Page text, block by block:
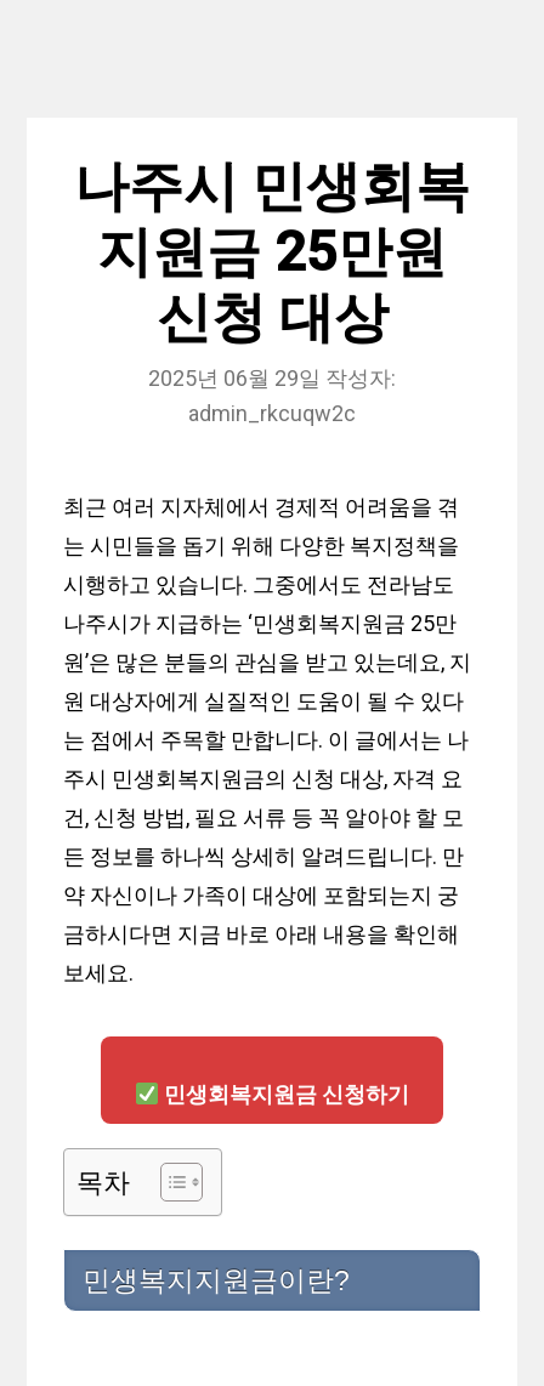
나주시 민생회복
지원금 25만원
신청 대상
2025년 06월 29일 작성자:
admin_rkcuqw2c
최근 여러 지자체에서 경제적 어려움을 겪
는 시민들을 돕기 위해 다양한 복지정책을
시행하고 있습니다. 그중에서도 전라남도
나주시가 지급하는 ‘민생회복지원금 25만
원’은 많은 분들의 관심을 받고 있는데요, 지
원 대상자에게 실질적인 도움이 될 수 있다
는 점에서 주목할 만합니다. 이 글에서는 나
주시 민생회복지원금의 신청 대상, 자격 요
건, 신청 방법, 필요 서류 등 꼭 알아야 할 모
든 정보를 하나씩 상세히 알려드립니다. 만
약 자신이나 가족이 대상에 포함되는지 궁
금하시다면 지금 바로 아래 내용을 확인해
보세요.
민생회복지원금 신청하기
목차
민생복지지원금이란?